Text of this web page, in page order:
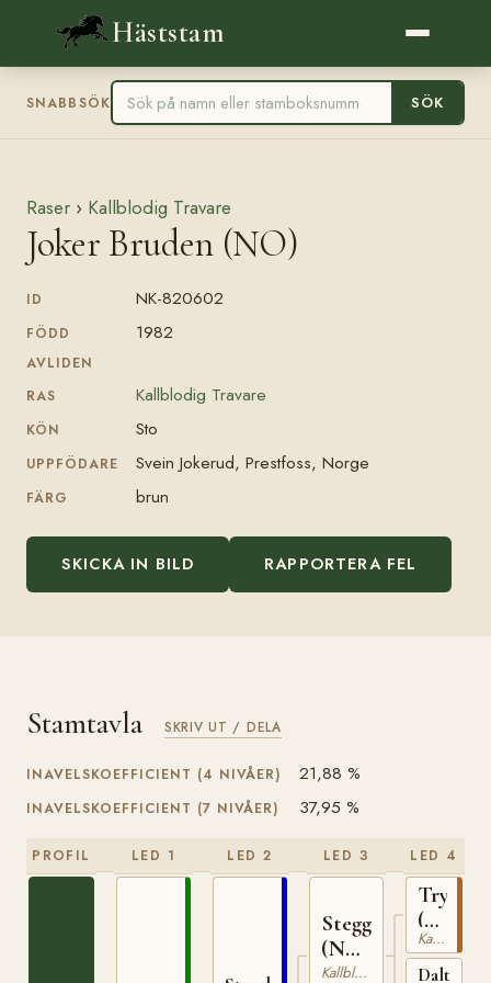
Häststam
SNABBSÖK SÖK
Raser › Kallblodig Travare
Joker Bruden (NO)
ID NK-820602
FÖDD 1982
AVLIDEN
RAS
Kallblodig Travare
KÖN Sto
UPPFÖDARE Svein Jokerud, Prestfoss, Norge
FÄRG brun
SKICKA IN BILD RAPPORTERA FEL
Stamtavla SKRIV UT / DELA
INAVELSKOEFFICIENT (4 NIVÅER) 21,88 %
INAVELSKOEFFICIENT (7 NIVÅER) 37,95 %
PROFIL LED 1 LED 2 LED 3
Stegg
(NO)
T-169
Kallblodig Travare
LED 4
Trygve
(NO)
T-
66
Kallblodig Travare
Dalterna